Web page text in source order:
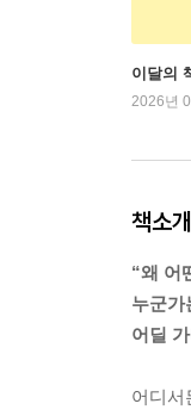
이달의
2026년
책소개
“왜 어
누군가
어딜
어디서